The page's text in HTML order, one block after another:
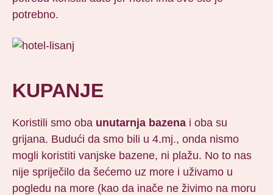
potrebno.
KUPANJE
Koristili smo oba unutarnja bazena i oba su
grijana. Budući da smo bili u 4.mj., onda nismo
mogli koristiti vanjske bazene, ni plažu. No to nas
nije spriječilo da šećemo uz more i uživamo u
pogledu na more (kao da inače ne živimo na moru